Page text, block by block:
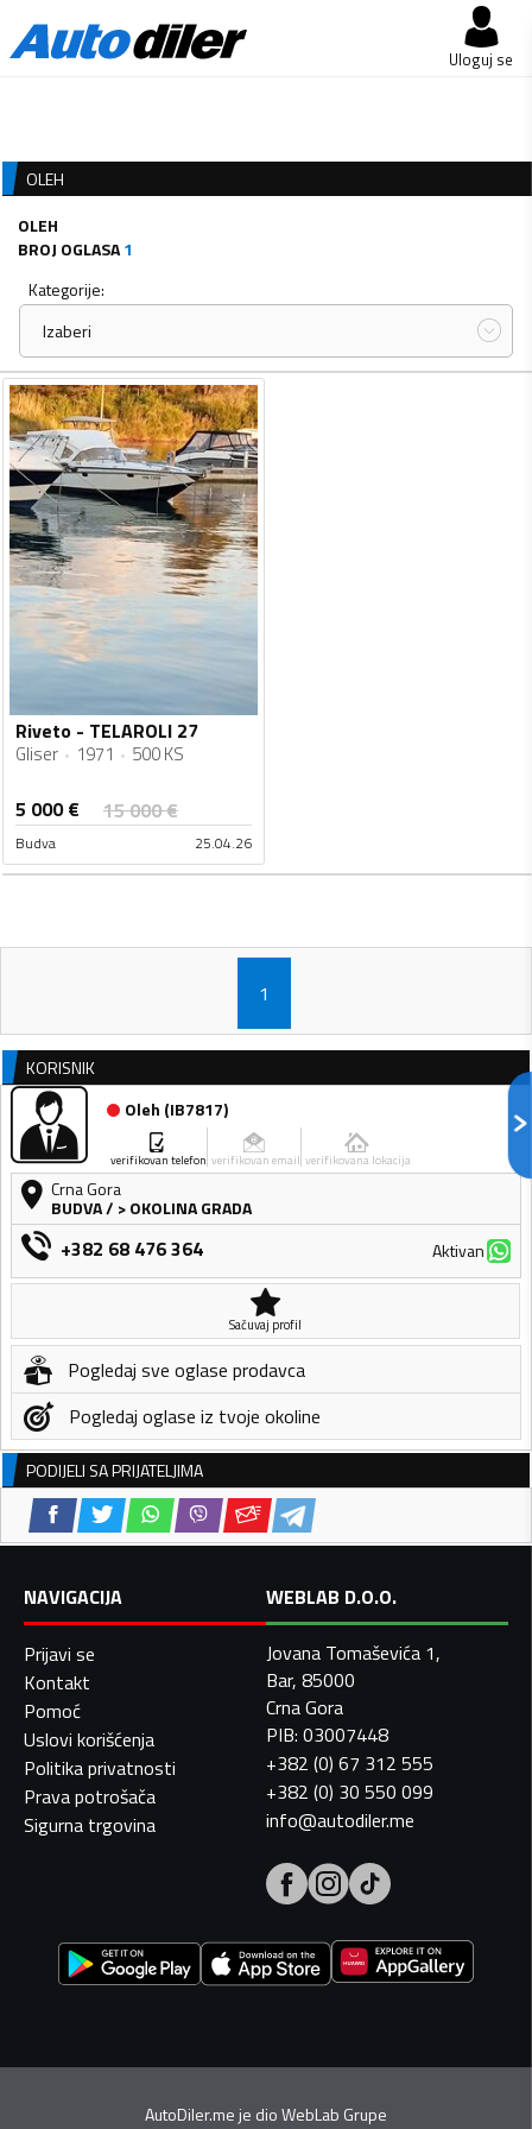
Uloguj se
OLEH
OLEH
BROJ OGLASA1
Kategorije:
Izaberi
Riveto - TELAROLI 27
Gliser 1971 500 KS
5 000€ 15 000€
Budva 25.04.26
1
KORISNIK
Oleh (IB7817)
verifikovan telefon verifikovan email verifikovana lokacija
Crna Gora
BUDVA/ > OKOLINA GRADA
+382 68 476 364 Aktivan
Sačuvaj profil
Pogledaj sve oglase prodavca
Pogledaj oglase iz tvoje okoline
PODIJELI SA PRIJATELJIMA
NAVIGACIJA
Prijavi se
Kontakt
Pomoć
Uslovi korišćenja
Politika privatnosti
Prava potrošača
Sigurna trgovina
WEBLAB D.O.O.
Jovana Tomaševića 1,
Bar, 85000
Crna Gora
PIB: 03007448
+382 (0) 67 312 555
+382 (0) 30 550 099
info@autodiler.me
AutoDiler.me je dioWebLab Grupe